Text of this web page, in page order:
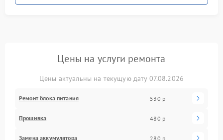
Цены на услуги ремонта
Цены актуальны на текущую дату 07.08.2026
Ремонт блока питания 530 р
Прошивка 480 р
Замена аккумулятора 280 р